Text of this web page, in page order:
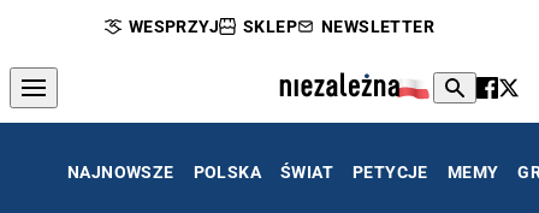
WESPRZYJ SKLEP NEWSLETTER
NAJNOWSZE POLSKA ŚWIAT PETYCJE MEMY